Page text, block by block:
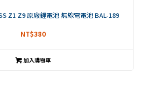
Z1 Z9 原廠鋰電池 無線電電池 BAL-189
NT$380
加入購物車